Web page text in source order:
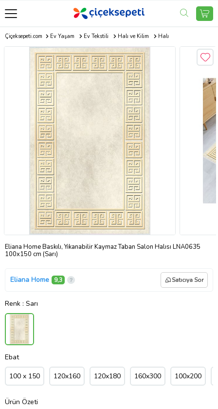
Çiçeksepeti.com Ev Yaşam Ev Tekstili Halı ve Kilim Halı
Eliana Home Baskılı, Yıkanabilir Kaymaz Taban Salon Halısı LNA0635
100x150 cm (Sarı)
Eliana Home 9,3 Satıcıya Sor
Renk : Sarı
Ebat
100 x 150 120x160 120x180 160x300 100x200
Ürün Özeti